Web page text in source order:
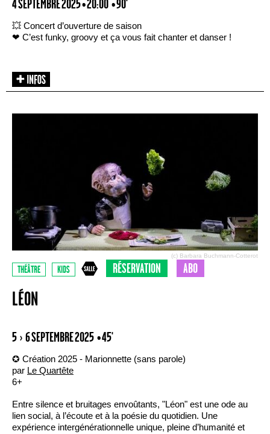
4 SEPTEMBRE 2025 • 20:00 • 90'
💥 Concert d’ouverture de saison
❤ C’est funky, groovy et ça vous fait chanter et danser !
(c) Barbara Buchmann-Cotterot
THÉÂTRE KIDS RÉSERVATION ABO
LÉON
5 › 6 SEPTEMBRE 2025 • 45'
✪ Création 2025 - Marionnette (sans parole)
par Le Quartête
6+
Entre silence et bruitages envoûtants, "Léon" est une ode au
lien social, à l’écoute et à la poésie du quotidien. Une
expérience intergénérationnelle unique, pleine d’humanité et